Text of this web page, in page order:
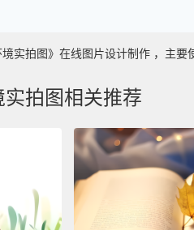
实拍图》在线图片设计制作 ，主
拍图相关推荐